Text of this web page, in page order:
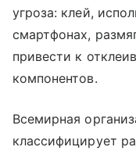
угроза: клей,
смартфонах,
привести к
компонентов.
Всемирная
классифицирует